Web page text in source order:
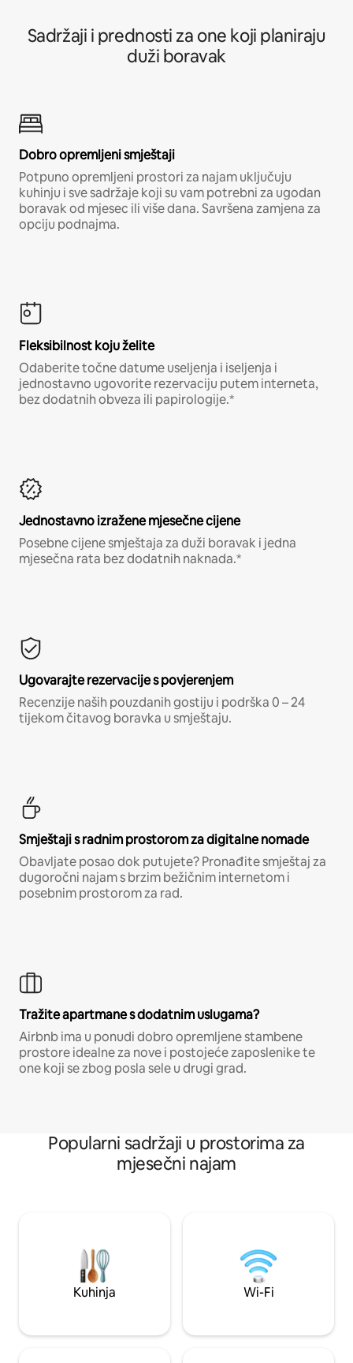
Sadržaji i prednosti za one koji planiraju
duži boravak
Dobro opremljeni smještaji
Potpuno opremljeni prostori za najam uključuju
kuhinju i sve sadržaje koji su vam potrebni za ugodan
boravak od mjesec ili više dana. Savršena zamjena za
opciju podnajma.
Fleksibilnost koju želite
Odaberite točne datume useljenja i iseljenja i
jednostavno ugovorite rezervaciju putem interneta,
bez dodatnih obveza ili papirologije.*
Jednostavno izražene mjesečne cijene
Posebne cijene smještaja za duži boravak i jedna
mjesečna rata bez dodatnih naknada.*
Ugovarajte rezervacije s povjerenjem
Recenzije naših pouzdanih gostiju i podrška 0 – 24
tijekom čitavog boravka u smještaju.
Smještaji s radnim prostorom za digitalne nomade
Obavljate posao dok putujete? Pronađite smještaj za
dugoročni najam s brzim bežičnim internetom i
posebnim prostorom za rad.
Tražite apartmane s dodatnim uslugama?
Airbnb ima u ponudi dobro opremljene stambene
prostore idealne za nove i postojeće zaposlenike te
one koji se zbog posla sele u drugi grad.
Popularni sadržaji u prostorima za
mjesečni najam
Kuhinja Wi-Fi